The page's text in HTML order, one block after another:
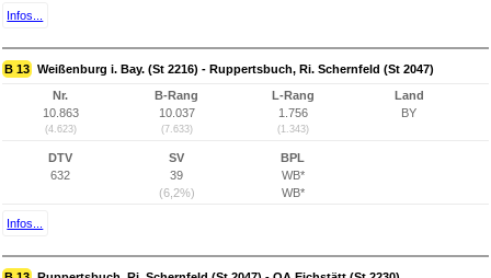
Infos...
B 13 Weißenburg i. Bay. (St 2216) - Ruppertsbuch, Ri. Schernfeld (St 2047)
Nr.
10.863
(4.623)
B-Rang
10.037
(7.633)
L-Rang
1.756
(1.343)
Land
BY
DTV
632
SV
39
(6,2%)
BPL
WB*
WB*
Infos...